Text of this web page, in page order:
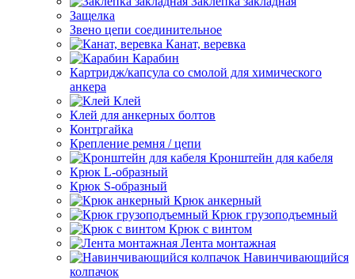
Защелка
Звено цепи соединительное
Канат, веревка
Карабин
Картридж/капсула со смолой для химического
анкера
Клей
Клей для анкерных болтов
Контргайка
Крепление ремня / цепи
Кронштейн для кабеля
Крюк L-образный
Крюк S-образный
Крюк анкерный
Крюк грузоподъемный
Крюк с винтом
Лента монтажная
Навинчивающийся
колпачок